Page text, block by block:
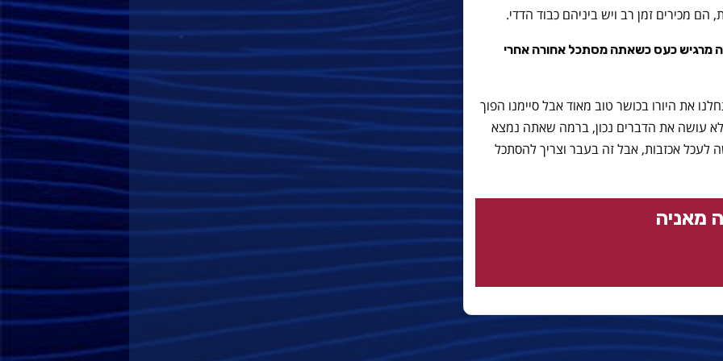
מכירים זמן רב ויש ביניהם כבוד הדדי.
מרגיש כעס כשאתה מסתכל אחורה אחרי
את היורו בכושר טוב מאוד אבל סיימנו הפוך
עושה את הדברים נכון, ברמה שאתה נמצא
לעכל אכזבות, אבל זה בעבר וצריך להסתכל
מאניה